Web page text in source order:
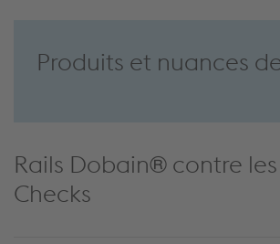
Produits et nuances
Rails Dobain® contre
Checks